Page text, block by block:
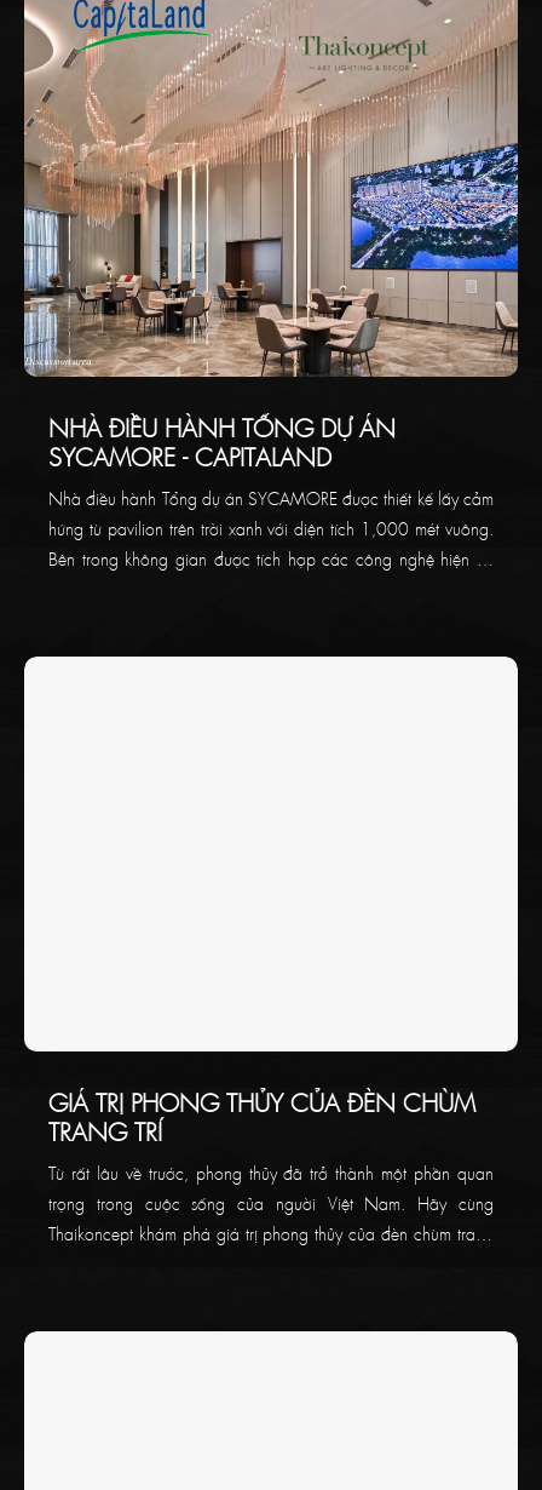
NHÀ ĐIỀU HÀNH TỔNG DỰ ÁN
SYCAMORE - CAPITALAND
Nhà điều hành Tổng dự án SYCAMORE được thiết kế lấy cảm
hứng từ pavilion trên trời xanh với diện tích 1,000 mét vuông.
Bên trong không gian được tích hợp các công nghệ hiện tại
GIÁ TRỊ PHONG THỦY CỦA ĐÈN CHÙM
TRANG TRÍ
Từ rất lâu về trước, phong thủy đã trở thành một phần quan
trọng trong cuộc sống của người Việt Nam. Hãy cùng
Thaikoncept khám phá giá trị phong thủy của đèn chùm trang